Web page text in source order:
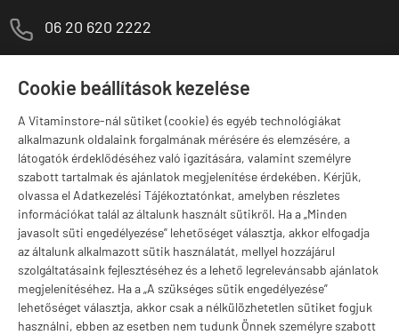
Cookie beállítások kezelése
A Vitaminstore-nál sütiket (cookie) és egyéb technológiákat
alkalmazunk oldalaink forgalmának mérésére és elemzésére, a
látogatók érdeklődéséhez való igazítására, valamint személyre
szabott tartalmak és ajánlatok megjelenítése érdekében. Kérjük,
olvassa el Adatkezelési Tájékoztatónkat, amelyben részletes
információkat talál az általunk használt sütikről. Ha a „Minden
javasolt süti engedélyezése” lehetőséget választja, akkor elfogadja
az általunk alkalmazott sütik használatát, mellyel hozzájárul
szolgáltatásaink fejlesztéséhez és a lehető legrelevánsabb ajánlatok
megjelenítéséhez. Ha a „A szükséges sütik engedélyezése”
lehetőséget választja, akkor csak a nélkülözhetetlen sütiket fogjuk
használni, ebben az esetben nem tudunk Önnek személyre szabott
M 06 20 620 2222
Szugló u. 83-85.
Márkák
Valuta választás